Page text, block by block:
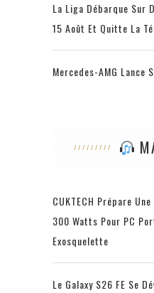
La Liga Débarque Sur
15 Août Et Quitte La
Mercedes-AMG Lance
CUKTECH Prépare
300 Watts Pour PC
Exosquelette
Le Galaxy S26 FE Se